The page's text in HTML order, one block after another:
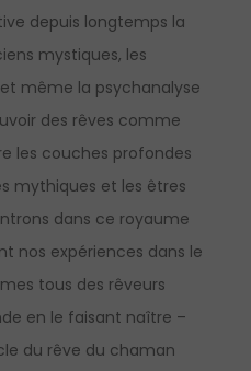
depuis longtemps la
mystiques, les
même la psychanalyse
des rêves comme
les couches profondes
mythiques et les êtres
dans ce royaume
nos expériences dans le
tous des rêveurs
en le faisant naître –
du rêve du chaman